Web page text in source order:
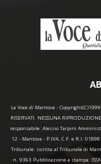
La Voce di Mantova -
RISERVATI. NESSUNA
responsabile: Alessio Tarpini
12 - Mantova - P.IVA, C.F. e R.I.
Tribunale: iscritta al Tribunale di
n. 9363 Pubblicazione a stampa: